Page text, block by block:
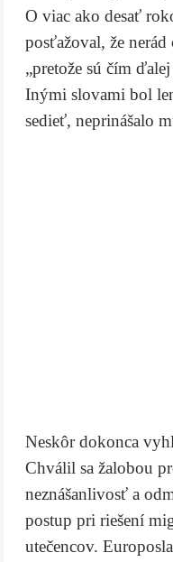
O viac ako desať
posťažoval, že
„pretože sú čím
Inými slovami bol
sedieť, neprinášalo
Neskôr dokonca
Chválil sa žalobou
neznášanlivosť a
postup pri riešení
utečencov.